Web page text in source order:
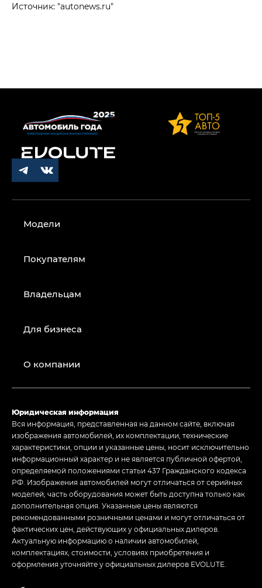
Источник: "autonews.ru"
Модели
Покупателям
Владельцам
Для бизнеса
О компании
Юридическая информация
Вся информация, представленная на данном сайте, включая
изображения автомобилей, их комплектации, технические
характеристики, опции и указанные цены, носит исключительно
информационный характер и не является публичной офертой,
определяемой положениями статьи 437 Гражданского кодекса
РФ. Изображения автомобилей могут отличаться от серийных
моделей, часть оборудования может быть доступна только как
дополнительная опция. Указанные цены являются
рекомендованными розничными ценами и могут отличаться от
фактических цен, действующих у официальных дилеров.
Актуальную информацию о наличии автомобилей,
комплектациях, стоимости, условиях приобретения и
оформления уточняйте у официальных дилеров EVOLUTE.